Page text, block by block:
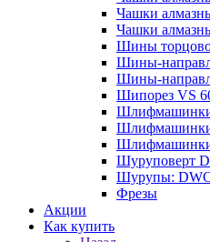
Чашки
Чашки
Шины
Шины-
Шины-
Шипорез VS
Шлифмашинки
Шлифмашинки
Шлифмашинки
Шуруповерт
Шурупы:
Фрезы
Акции
Как купить